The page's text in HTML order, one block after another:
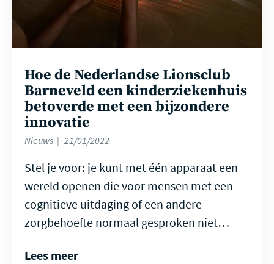
Hoe de Nederlandse Lionsclub
Barneveld een kinderziekenhuis
betoverde met een bijzondere
innovatie
Nieuws 21/01/2022
Stel je voor: je kunt met één apparaat een
wereld openen die voor mensen met een
cognitieve uitdaging of een andere
zorgbehoefte normaal gesproken niet…
Lees meer